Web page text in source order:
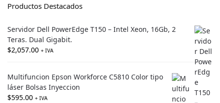
Productos Destacados
Servidor Dell PowerEdge T150 – Intel Xeon, 16Gb, 2
Teras. Dual Gigabit.
$2,057.00 + IVA
Multifuncion Epson Workforce C5810 Color tipo
láser Bolsas Inyeccion
$595.00 + IVA